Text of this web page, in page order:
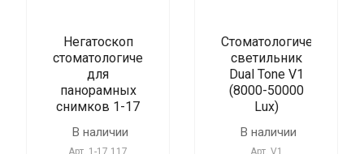
Негатоскоп
стоматологический
для
панорамных
снимков 1-17
В наличии
Арт. 1-17,117
Cтоматологический
светильник
Dual Tone V1
(8000-50000
Lux)
В наличии
Арт. V1